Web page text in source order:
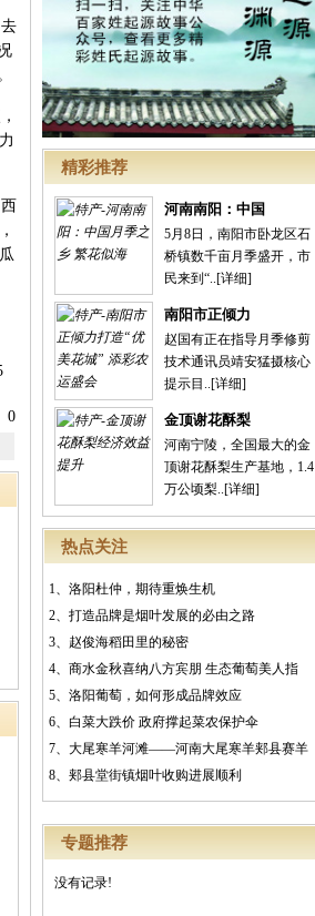
精彩推荐
河南南阳：中国
5月8日，南阳市卧龙区石
桥镇数千亩月季盛开，市
民来到“..[详细]
南阳市正倾力
赵国有正在指导月季修剪
技术通讯员靖安猛摄核心
提示目..[详细]
金顶谢花酥梨
河南宁陵，全国最大的金
顶谢花酥梨生产基地，1.4
万公顷梨..[详细]
热点关注
1、 洛阳杜仲，期待重焕生机
2、 打造品牌是烟叶发展的必由之路
3、 赵俊海稻田里的秘密
4、 商水金秋喜纳八方宾朋 生态葡萄美人指
5、 洛阳葡萄，如何形成品牌效应
6、 白菜大跌价 政府撑起菜农保护伞
7、 大尾寒羊河滩――河南大尾寒羊郏县赛羊
8、 郏县堂街镇烟叶收购进展顺利
专题推荐
没有记录!
0